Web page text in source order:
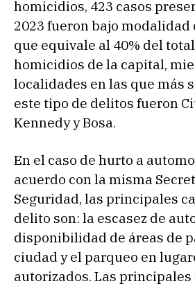
homicidios, 423 casos
2023 fueron bajo modalidad
que equivale al 40% del
homicidios de la capital,
localidades en las que más
este tipo de delitos fueron
Kennedy y Bosa.
En el caso de hurto a
acuerdo con la misma
Seguridad, las principales
delito son: la escasez de
disponibilidad de áreas de
ciudad y el parqueo en
autorizados. Las principales